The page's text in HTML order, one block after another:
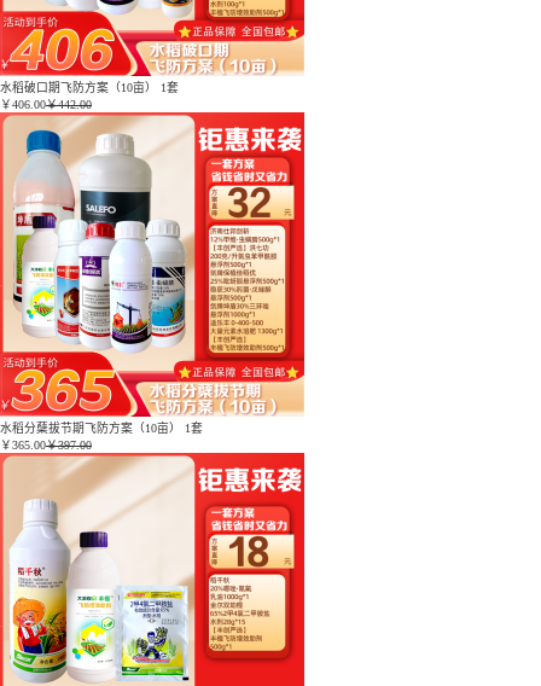
水稻破口期飞防方案（10亩） 1套
￥406.00￥442.00
水稻分蘖拔节期飞防方案（10亩） 1套
￥365.00￥397.00